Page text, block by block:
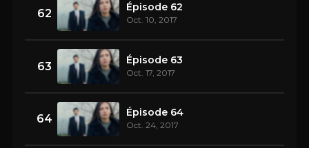
62 Épisode 62
Oct. 10, 2017
63 Épisode 63
Oct. 17, 2017
64 Épisode 64
Oct. 24, 2017